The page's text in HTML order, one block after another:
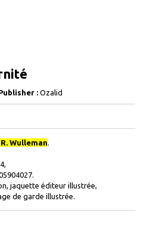
: Ozalid
Wulleman.
jaquette éditeur illustrée,
de garde illustrée.